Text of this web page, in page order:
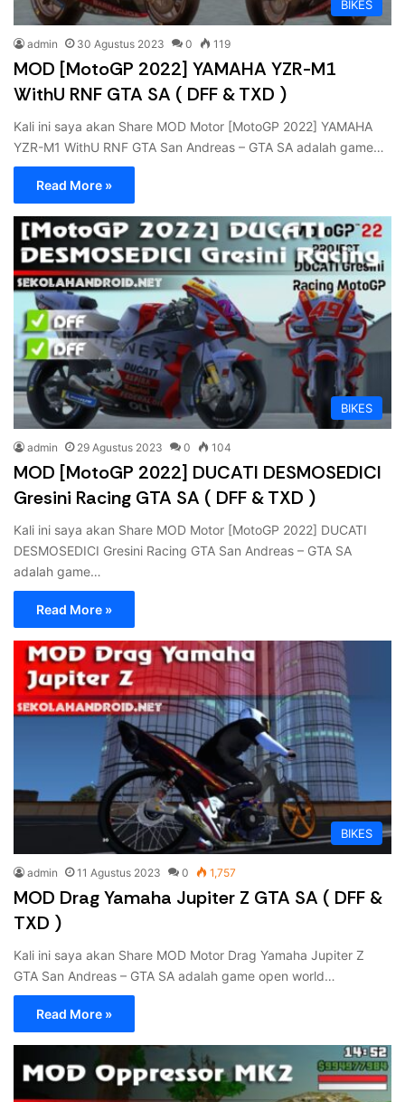
BIKES
admin 30 Agustus 2023 0 119
MOD [MotoGP 2022] YAMAHA YZR-M1
WithU RNF GTA SA ( DFF & TXD )
Kali ini saya akan Share MOD Motor [MotoGP 2022] YAMAHA
YZR-M1 WithU RNF GTA San Andreas – GTA SA adalah game…
Read More »
BIKES
admin 29 Agustus 2023 0 104
MOD [MotoGP 2022] DUCATI DESMOSEDICI
Gresini Racing GTA SA ( DFF & TXD )
Kali ini saya akan Share MOD Motor [MotoGP 2022] DUCATI
DESMOSEDICI Gresini Racing GTA San Andreas – GTA SA
adalah game…
Read More »
BIKES
admin 11 Agustus 2023 0 1,757
MOD Drag Yamaha Jupiter Z GTA SA ( DFF &
TXD )
Kali ini saya akan Share MOD Motor Drag Yamaha Jupiter Z
GTA San Andreas – GTA SA adalah game open world…
Read More »